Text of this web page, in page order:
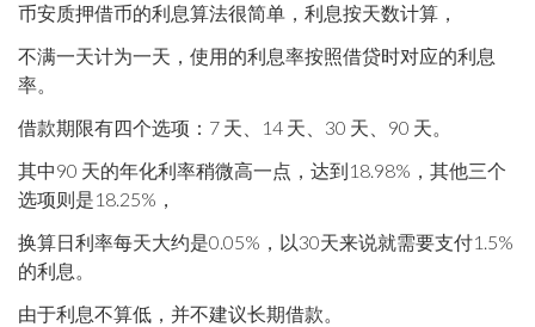
币安质押借币的利息算法很简单，利息按天数计算，
不满一天计为一天，使用的利息率按照借贷时对应的利息
率。
借款期限有四个选项：7 天、14 天、30 天、90 天。
其中90 天的年化利率稍微高一点，达到18.98%，其他三个
选项则是18.25%，
换算日利率每天大约是0.05%，以30天来说就需要支付1.5%
的利息。
由于利息不算低，并不建议长期借款。